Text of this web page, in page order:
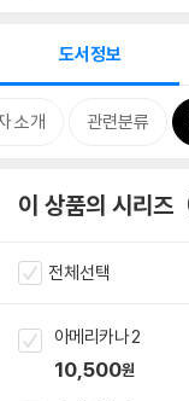
도서정보
소개 관련분류
이 상품의 시리즈
전체선택
아메리카나 2
10,500원